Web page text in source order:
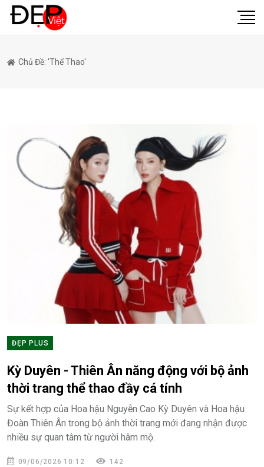
Chủ Đề: 'thể Thao'
ĐẸP PLUS
Kỳ Duyên - Thiên Ân năng động với bộ ảnh
thời trang thể thao đầy cá tính
Sự kết hợp của Hoa hậu Nguyễn Cao Kỳ Duyên và Hoa hậu
Đoàn Thiên Ân trong bộ ảnh thời trang mới đang nhận được
nhiều sự quan tâm từ người hâm mộ.
09/06/2026 10:12 142